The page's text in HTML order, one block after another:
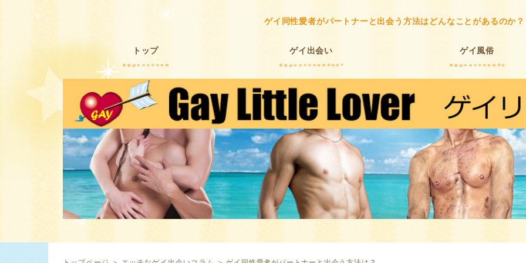
ゲイ同性愛者がパートナーと出会う方法はどんなことがあるのか？
トップ ゲイ出会い ゲイ風俗